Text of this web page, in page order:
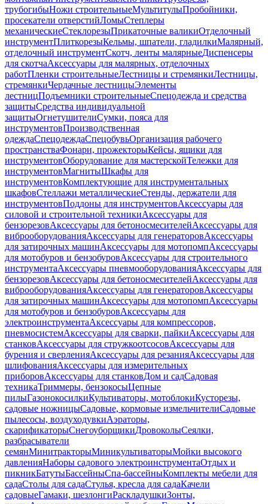
трубогибыНожи строительныеМультитулыПробойники,
просекатели отверстийЛомыСтеплеры
механическиеСтеклорезыПрикаточные валикиОтделочный
инструментПлиткорезыКельмы, шпатели, гладилкиМалярный,
отделочный инструментСкотч, ленты малярныеДиспенсеры
для скотчаАксессуары для малярных, отделочных
работПленки строительныеЛестницы и стремянкиЛестницы,
стремянкиЧердачные лестницыЭлементы
лестницПодъемники строительныеСпецодежда и средства
защитыСредства индивидуальной
защитыОгнетушителиСумки, пояса для
инструментовПроизводственная
одеждаСпецодеждаСпецобувьОрганизация рабочего
пространстваФонари, прожекторыКейсы, ящики для
инструментовОборудование для мастерскойТележки для
инструментовМагнитыШкафы для
инструментовКомплектующие для инструментальных
шкафовСтеллажи металлическиеСтенды, держатели для
инструментовПоддоны для инструментовАксессуары для
силовой и строительной техникиАксессуары для
бензорезовАксессуары для бетоносмесителейАксессуары для
виброоборудованияАксессуары для генераторовАксессуары
для затирочных машинАксессуары для мотопомпАксессуары
для мотобуров и бензобуровАксессуары для строительного
инструментаАксессуары пневмооборудованияАксессуары для
бензорезовАксессуары для бетоносмесителейАксессуары для
виброоборудованияАксессуары для генераторовАксессуары
для затирочных машинАксессуары для мотопомпАксессуары
для мотобуров и бензобуровАксессуары для
электроинструментаАксессуары для компрессоров,
пневмосистемАксессуары для сварки, пайкиАксессуары для
станковАксессуары для стружкоотсосовАксессуары для
бурения и сверленияАксессуары для резанияАксессуары для
шлифованияАксессуары для измерительных
приборовАксессуары для станковДом и садСадовая
техникаТриммеры, бензокосыЦепные
пилыГазонокосилкиКультиваторы, мотоблокиКусторезы,
садовые ножницыСадовые, кормовые измельчителиСадовые
пылесосы, воздуходувкиАэраторы,
скарификаторыСнегоуборщикиДровоколыСеялки,
разбрасыватели
семянМинитракторыМиникультиваторыМойки высокого
давленияНаборы садового электроинструментаОтдых и
пикникБатутыБассейныСпа-бассейныКомплекты мебели для
садаСтолы для садаСтулья, кресла для садаКачели
садовыеГамаки, шезлонгиРаскладушкиЗонты,